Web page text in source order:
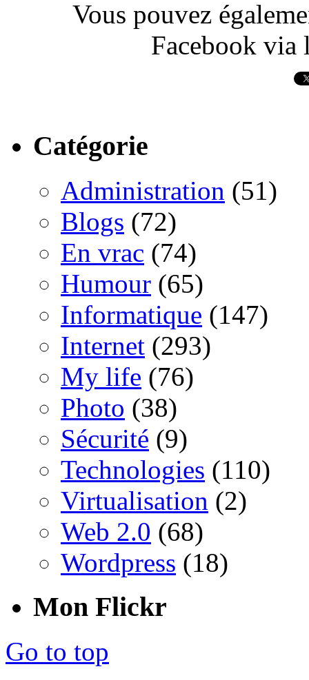
Vous pouvez
Facebook via
Catégorie
Administration (51)
Blogs (72)
En vrac (74)
Humour (65)
Informatique (147)
Internet (293)
My life (76)
Photo (38)
Sécurité (9)
Technologies (110)
Virtualisation (2)
Web 2.0 (68)
Wordpress (18)
Mon Flickr
Go to top